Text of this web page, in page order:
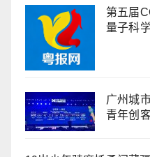
第五届
量子科
广州城
青年创